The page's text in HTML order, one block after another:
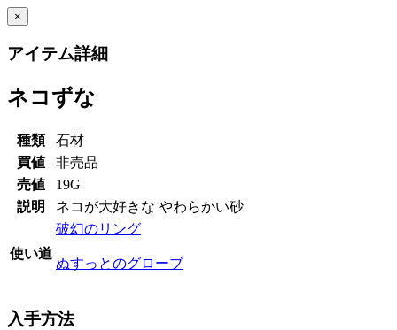
×
アイテム詳細
ネコずな
種類
石材
買値
非売品
売値
19G
説明
ネコが大好きな やわらかい砂
使い道
破幻のリング
ぬすっとのグローブ
入手方法